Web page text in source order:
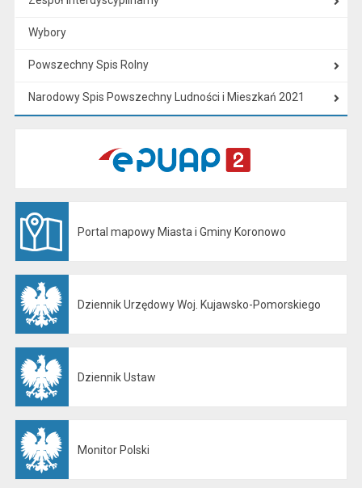
Wybory
Powszechny Spis Rolny
Narodowy Spis Powszechny Ludności i Mieszkań 2021
Portal mapowy Miasta i Gminy Koronowo
Dziennik Urzędowy Woj. Kujawsko-Pomorskiego
Dziennik Ustaw
Monitor Polski